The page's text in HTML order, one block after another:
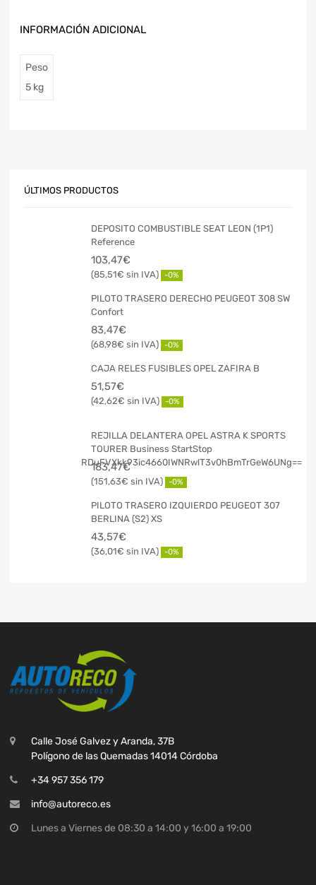
INFORMACIÓN ADICIONAL
Peso
5 kg
ÚLTIMOS PRODUCTOS
DEPOSITO COMBUSTIBLE SEAT LEON (1P1)
Reference
103,47€
85,51€ -0%
PILOTO TRASERO DERECHO PEUGEOT 308 SW
Confort
83,47€
68,98€ -0%
CAJA RELES FUSIBLES OPEL ZAFIRA B
51,57€
42,62€ -0%
REJILLA DELANTERA OPEL ASTRA K SPORTS
TOURER Business StartStop
183,47€
151,63€ -0%
PILOTO TRASERO IZQUIERDO PEUGEOT 307
BERLINA (S2) XS
43,57€
36,01€ -0%
Calle José Galvez y Aranda, 37B
Polígono de las Quemadas 14014 Córdoba
+34 957 356 179
info@autoreco.es
Lunes a Viernes de 08:30 a 14:00 y 16:00 a 19:00